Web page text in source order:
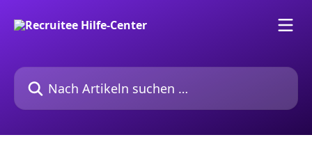
Nach Artikeln suchen …